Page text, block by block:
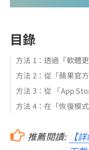
目錄
方法 1：透過「軟體
方法 2：從「蘋果官
方法 3：從 「App
方法 4：在「恢復模
推薦閱讀:
【